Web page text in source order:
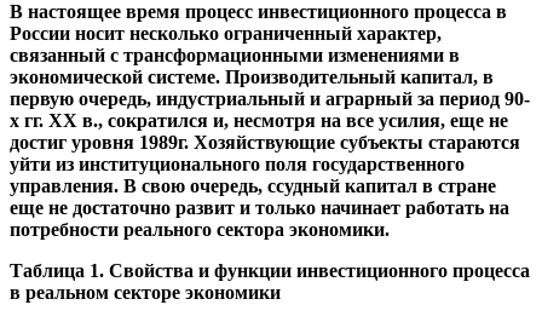
В настоящее время процесс инвестиционного процесса в
России носит несколько ограниченный характер,
связанный с трансформационными изменениями в
экономической системе. Производительный капитал, в
первую очередь, индустриальный и аграрный за период 90-
х гг. XX в., сократился и, несмотря на все усилия, еще не
достиг уровня 1989г. Хозяйствующие субъекты стараются
уйти из институционального поля государственного
управления. В свою очередь, ссудный капитал в стране
еще не достаточно развит и только начинает работать на
потребности реального сектора экономики.
Таблица 1. Свойства и функции инвестиционного процесса
в реальном секторе экономики